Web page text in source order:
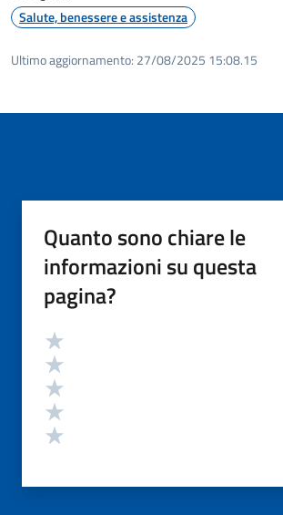
Salute, benessere e assistenza
Ultimo aggiornamento: 27/08/2025 15:08.15
Quanto sono chiare le
informazioni su questa
pagina?
Valutazione